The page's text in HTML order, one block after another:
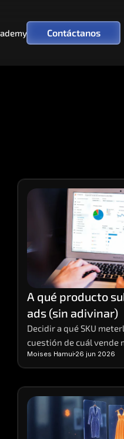
Contáctanos
A qué producto
ads (sin adivinar)
Decidir a qué SKU
cuestión de cuál vende
ROAS real, margen y
Moises Hamui 26 jun 2026